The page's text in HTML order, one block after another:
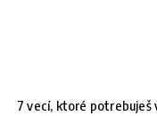
7 vecí, ktoré potrebuješ